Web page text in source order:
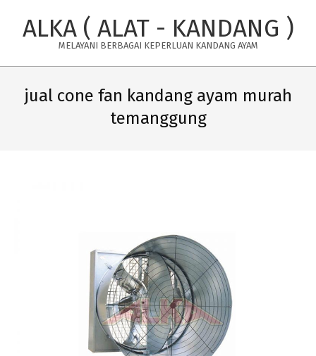
ALKA ( ALAT - KANDANG )
MELAYANI BERBAGAI KEPERLUAN KANDANG AYAM
Navigation
Menu
jual cone fan kandang ayam murah
temanggung